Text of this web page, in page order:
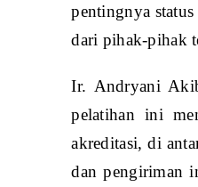
pentingnya
dari pihak-pihak
Ir. Andryani
pelatihan ini
akreditasi, di
dan pengiriman